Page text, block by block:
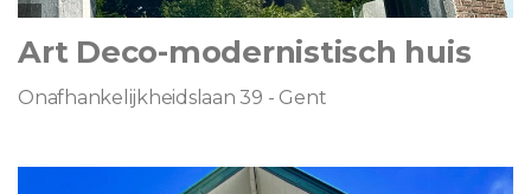
Art Deco-modernistisch huis
Onafhankelijkheidslaan 39 - Gent